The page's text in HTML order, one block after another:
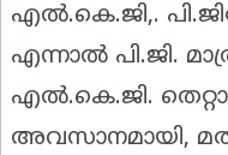
എൽ.കെ.ജി,.
എന്നാൽ പി.ജി.
എൽ.കെ.ജി.
അവസാനമായി,